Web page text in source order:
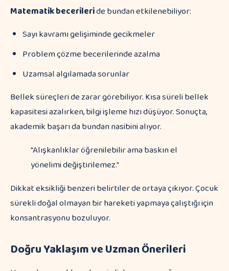
Matematik becerileride bundan etkilenebiliyor:
Sayı kavramı gelişiminde gecikmeler
Problem çözme becerilerinde azalma
Uzamsal algılamada sorunlar
Bellek süreçleri de zarar görebiliyor. Kısa süreli bellek
kapasitesi azalırken, bilgi işleme hızı düşüyor. Sonuçta,
akademik başarı da bundan nasibini alıyor.
"Alışkanlıklar öğrenilebilir ama baskın el
yönelimi değiştirilemez."
Dikkat eksikliği benzeri belirtiler de ortaya çıkıyor. Çocuk
sürekli doğal olmayan bir hareketi yapmaya çalıştığı için
konsantrasyonu bozuluyor.
Doğru Yaklaşım ve Uzman Önerileri